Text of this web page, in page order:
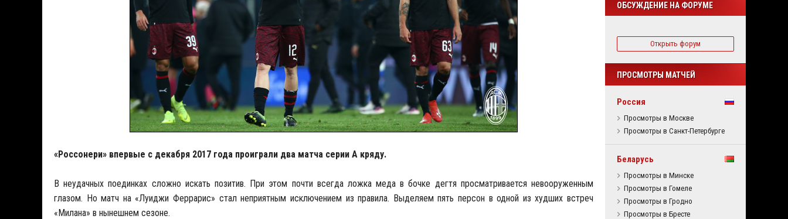
«Россонери» впервые с декабря 2017 года проиграли два матча серии А кряду.
В неудачных поединках сложно искать позитив. При этом почти всегда ложка меда в бочке дегтя просматривается невооруженным
глазом. Но матч на «Луиджи Феррарис» стал неприятным исключением из правила. Выделяем пять персон в одной из худших встреч
«Милана» в нынешнем сезоне.
ОБСУЖДЕНИЕ НА ФОРУМЕ
Открыть форум
ПРОСМОТРЫ МАТЧЕЙ
Россия
Просмотры в Москве
Просмотры в Санкт-Петербурге
Беларусь
Просмотры в Минске
Просмотры в Гомеле
Просмотры в Гродно
Просмотры в Бресте